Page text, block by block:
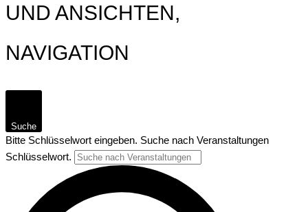
UND ANSICHTEN,
NAVIGATION
Suche
Bitte Schlüsselwort eingeben. Suche nach Veranstaltungen
Schlüsselwort.